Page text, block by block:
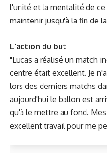
l'unité et la mentalité de
maintenir jusqu'à la fin de
L'action du but
"Lucas a réalisé un match
centre était excellent. Je
lors des derniers matchs
aujourd'hui le ballon est
qu'à le mettre au fond.
excellent travail pour me